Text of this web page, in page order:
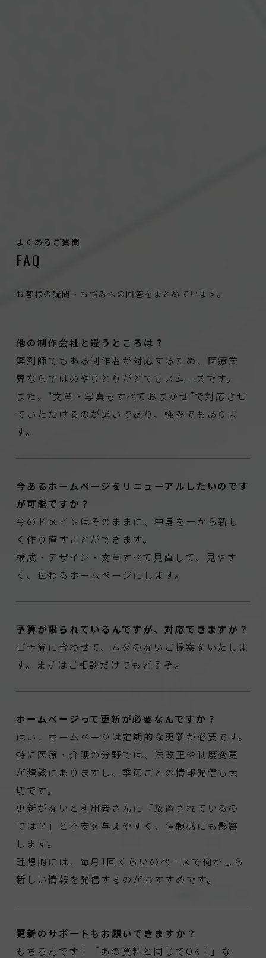
よくあるご質問
FAQ
お客様の疑問・お悩みへの回答をまとめています。
他の制作会社と違うところは？
薬剤師でもある制作者が対応するため、医療業
界ならではのやりとりがとてもスムーズです。
また、“文章・写真もすべておまかせ”で対応させ
ていただけるのが違いであり、強みでもありま
す。
今あるホームページをリニューアルしたいのです
が可能ですか？
今のドメインはそのままに、中身を一から新し
く作り直すことができます。
構成・デザイン・文章すべて見直して、見やす
く、伝わるホームページにします。
予算が限られているんですが、対応できますか？
ご予算に合わせて、ムダのないご提案をいたしま
す。まずはご相談だけでもどうぞ。
ホームページって更新が必要なんですか？
はい、ホームページは定期的な更新が必要です。
特に医療・介護の分野では、法改正や制度変更
が頻繁にありますし、季節ごとの情報発信も大
切です。
更新がないと利用者さんに「放置されているの
では？」と不安を与えやすく、信頼感にも影響
します。
理想的には、毎月1回くらいのペースで何かしら
新しい情報を発信するのがおすすめです。
更新のサポートもお願いできますか？
もちろんです！「あの資料と同じでOK！」な